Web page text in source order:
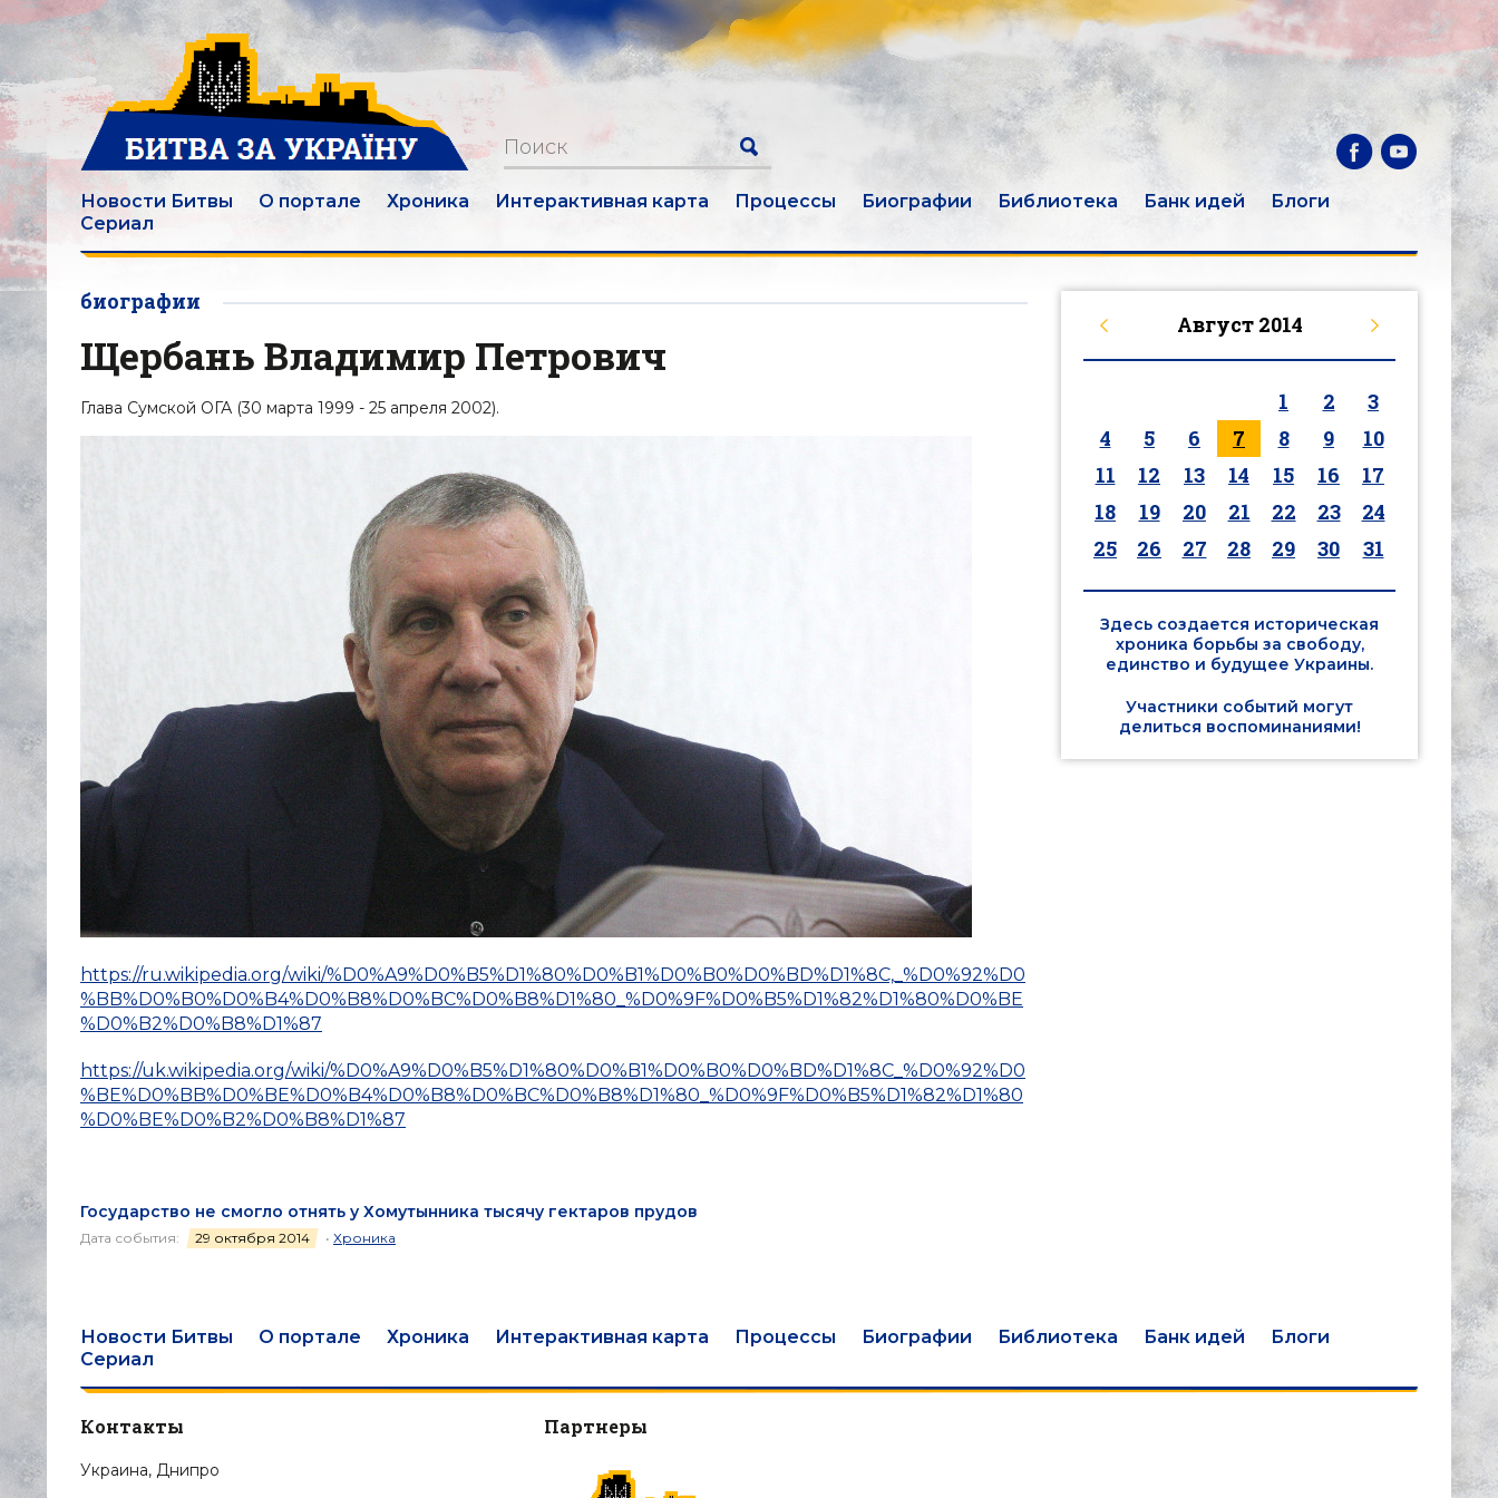
Новости Битвы О портале Хроника Интерактивная карта Процессы Биографии Библиотека Банк идей
Блоги
Сериал
биографии
Щербань Владимир Петрович
Глава Сумской ОГА (30 марта 1999 - 25 апреля 2002).
https://ru.wikipedia.org/wiki/%D0%A9%D0%B5%D1%80%D0%B1%D0%B0%D0%BD%D1%8C,_%D0%92%D0
%BB%D0%B0%D0%B4%D0%B8%D0%BC%D0%B8%D1%80_%D0%9F%D0%B5%D1%82%D1%80%D0%BE
%D0%B2%D0%B8%D1%87
https://uk.wikipedia.org/wiki/%D0%A9%D0%B5%D1%80%D0%B1%D0%B0%D0%BD%D1%8C_%D0%92%D0
%BE%D0%BB%D0%BE%D0%B4%D0%B8%D0%BC%D0%B8%D1%80_%D0%9F%D0%B5%D1%82%D1%80
%D0%BE%D0%B2%D0%B8%D1%87
Государство не смогло отнять у Хомутынника тысячу гектаров прудов
Дата события: 29 октября 2014 • Хроника
Август 2014
1 2
3
4
5 6 7 8 9
10
11
12 13 14 15 16
17
18
19 20 21 22 23
24
25
26 27 28 29 30 31
Здесь создается историческая
хроника борьбы за свободу,
единство и будущее Украины.
Участники событий могут
делиться воспоминаниями!
Новости Битвы О портале Хроника Интерактивная карта Процессы Биографии Библиотека Банк идей
Блоги
Сериал
Контакты
Украина, Днипро
Партнеры